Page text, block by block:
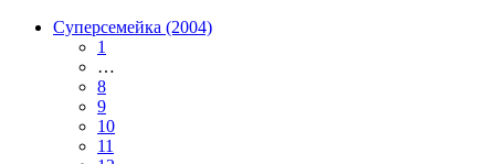
Суперсемейка (2004)
1
…
8
9
10
11